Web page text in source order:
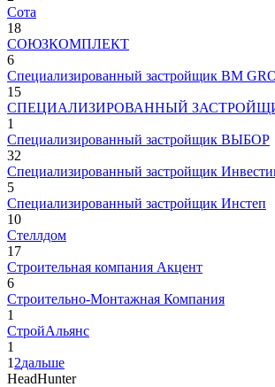
Сота
18
СОЮЗКОМПЛЕКТ
6
Специализированный застройщик BM
15
СПЕЦИАЛИЗИРОВАННЫЙ
1
Специализированный застройщик ВЫБОР
32
Специализированный застройщик
5
Специализированный застройщик Инстеп
10
Стеллдом
17
Строительная компания Акцент
6
Строительно-Монтажная Компания
1
СтройАльянс
1
1 2дальше
HeadHunter